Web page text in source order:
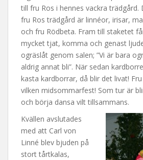
till fru Ros i hennes vackra trädgård.
fru Ros trädgård är linnéor, irisar,
och fru Rödbeta. Fram till staketet
mycket tjat, komma och genast
ogräslåt genom salen; ”Vi är bara
aldrig annat bli”. När sedan
kasta kardborrar, då blir det livat!
vilken midsommarfest! Som tur är
och börja dansa vilt tillsammans.
Kvällen avslutades
med att Carl von
Linné blev bjuden på
stort tårtkalas,